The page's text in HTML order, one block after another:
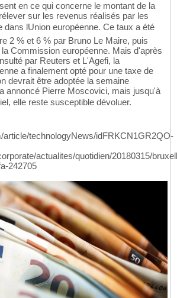
en ce qui concerne le montant de la
sur les revenus réalisés par les
lUnion européenne. Ce taux a été
2 % et 6 % par Bruno Le Maire, puis
Commission européenne. Mais d'après
par Reuters et L'Agefi, la
a finalement opté pour une taxe de
devrait être adoptée la semaine
annoncé Pierre Moscovici, mais jusqu'à
elle reste susceptible dévoluer.
article/technologyNews/idFRKCN1GR2QO-
actualites/quotidien/20180315/
242705